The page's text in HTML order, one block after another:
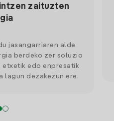
zaituzten
jasangarriaren alde
berdeko zer soluzio
etxetik edo enpresatik
lagun dezakezun ere.